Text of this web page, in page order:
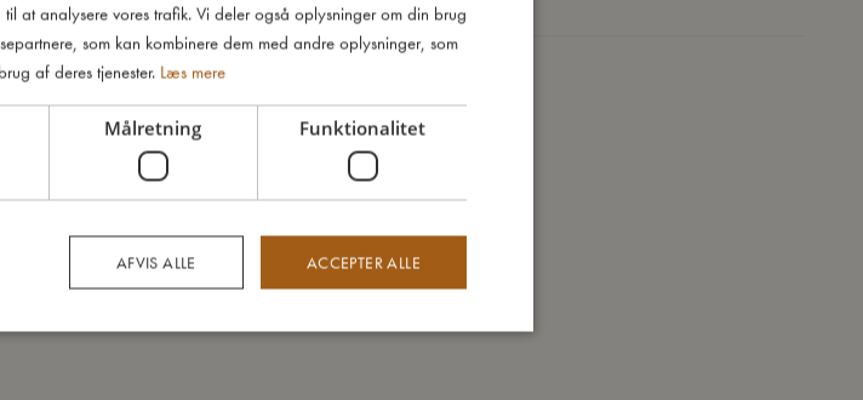
DANISH
ENGLISH
at analysere vores trafik. Vi deler også oplysninger om din brug
som kan kombinere dem med andre oplysninger, som
af deres tjenester. Læs mere
Målretning Funktionalitet
ACCEPTER ALLE
AFVIS ALLE